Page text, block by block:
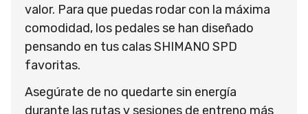
valor. Para que puedas rodar con la máxima
comodidad, los pedales se han diseñado
pensando en tus calas SHIMANO SPD
favoritas.
Asegúrate de no quedarte sin energía
durante las rutas y sesiones de entreno más